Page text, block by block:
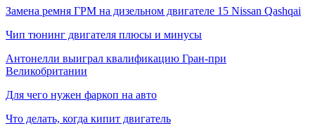
Замена ремня ГРМ на дизельном двигателе 15 Nissan Qashqai
Чип тюнинг двигателя плюсы и минусы
Антонелли выиграл квалификацию Гран‑при
Великобритании
Для чего нужен фаркоп на авто
Что делать, когда кипит двигатель